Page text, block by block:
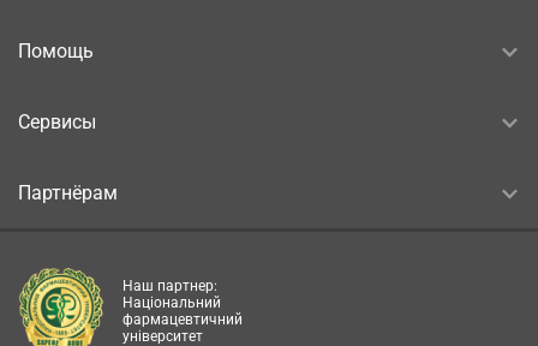
Помощь
Сервисы
Партнёрам
Наш партнер:
Національний
фармацевтичний
університет